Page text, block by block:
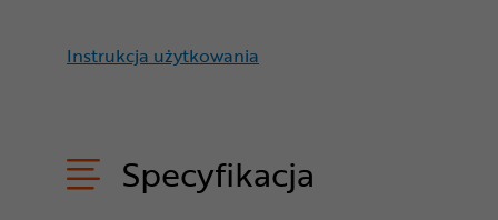
Instrukcja użytkowania
Specyfikacja